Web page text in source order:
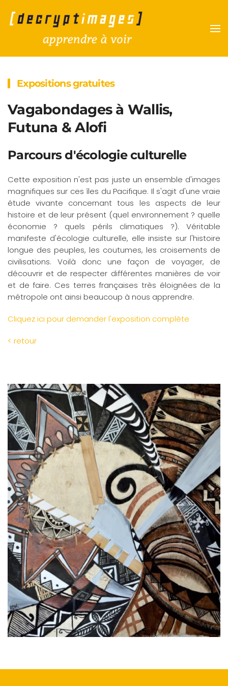
Accéder au contenu principal
Expositions gratuites
Vagabondages à Wallis,
Futuna & Alofi
Parcours d'écologie culturelle
Cette exposition n'est pas juste un ensemble d'images
magnifiques sur ces îles du Pacifique. Il s'agit d'une vraie
étude vivante concernant tous les aspects de leur
histoire et de leur présent (quel environnement ? quelle
économie ? quels périls climatiques ?). Véritable
manifeste d'écologie culturelle, elle insiste sur l'histoire
longue des peuples, les coutumes, les croisements de
civilisations. Voilà donc une façon de voyager, de
découvrir et de respecter différentes manières de voir
et de faire. Ces terres françaises très éloignées de la
métropole ont ainsi beaucoup à nous apprendre.
Cliquez ici pour demander l'exposition complète
< retour